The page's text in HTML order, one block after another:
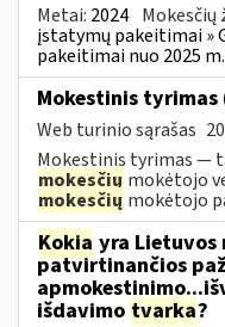
Metai: 2024
įstatymų pakeitimai »
pakeitimai nuo 2025 m.
Mokestinis tyrimas
Web turinio sąrašas
Mokestinis tyrimas —
mokesčių mokėtojo
mokesčių mokėtojo
Kokia yra
patvirtinančios
išdavimo tvarka?